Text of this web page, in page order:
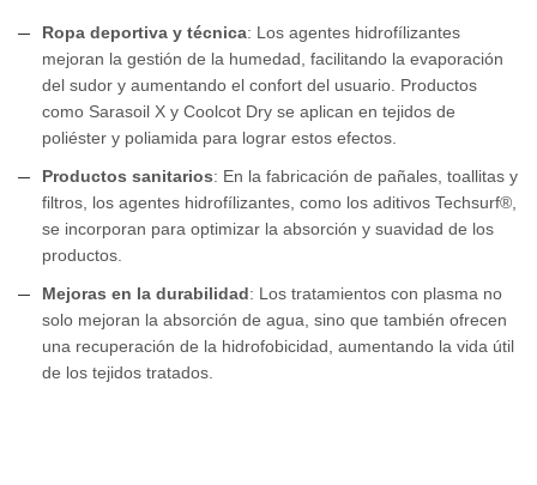
Ropa deportiva y técnica: Los agentes hidrofílizantes
mejoran la gestión de la humedad, facilitando la evaporación
del sudor y aumentando el confort del usuario. Productos
como Sarasoil X y Coolcot Dry se aplican en tejidos de
poliéster y poliamida para lograr estos efectos.
Productos sanitarios: En la fabricación de pañales, toallitas y
filtros, los agentes hidrofílizantes, como los aditivos Techsurf®,
se incorporan para optimizar la absorción y suavidad de los
productos.
Mejoras en la durabilidad: Los tratamientos con plasma no
solo mejoran la absorción de agua, sino que también ofrecen
una recuperación de la hidrofobicidad, aumentando la vida útil
de los tejidos tratados.